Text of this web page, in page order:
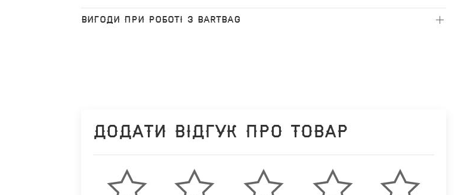
ВИГОДИ ПРИ РОБОТІ З BARTBAG
Додати відгук про товар